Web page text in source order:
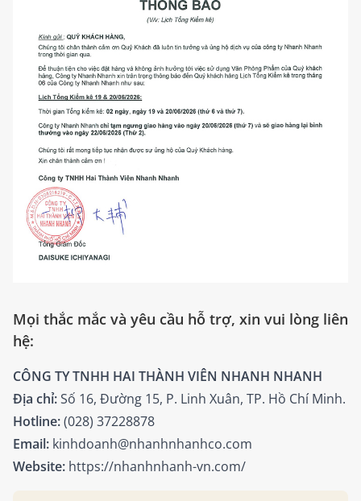
Mọi thắc mắc và yêu cầu hỗ trợ, xin vui lòng liên
hệ:
CÔNG TY TNHH HAI THÀNH VIÊN NHANH NHANH
Địa chỉ:Số 16, Đường 15, P. Linh Xuân, TP. Hồ Chí Minh.
Hotline:(028) 37228878
Email: kinhdoanh@nhanhnhanhco.com
Website: https://nhanhnhanh-vn.com/